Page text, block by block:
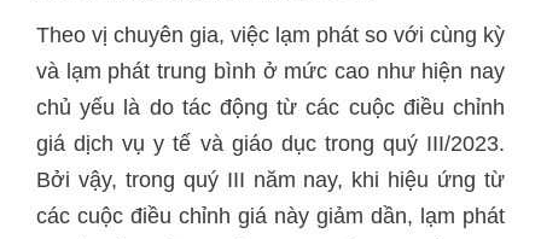
Theo vị chuyên gia, việc lạm phát so với cùng kỳ
và lạm phát trung bình ở mức cao như hiện nay
chủ yếu là do tác động từ các cuộc điều chỉnh
giá dịch vụ y tế và giáo dục trong quý III/2023.
Bởi vậy, trong quý III năm nay, khi hiệu ứng từ
các cuộc điều chỉnh giá này giảm dần, lạm phát